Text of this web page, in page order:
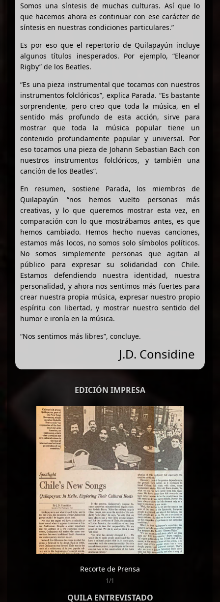
Somos una síntesis de muchas culturas. Así que lo
que hacemos ahora es continuar con ese carácter de
síntesis en nuestras condiciones particulares.”
Es por eso que el repertorio de Quilapayún incluye
algunos títulos inesperados. Por ejemplo, “Eleanor
Rigby” de los Beatles.
“Es una pieza instrumental que tocamos con nuestros
instrumentos folclóricos”, explica Parada. “Es bastante
sorprendente, pero creo que toda la música, en el
sentido más profundo de esta acción, sirve para
mostrar que toda la música popular tiene un
contenido profundamente popular y universal. Por
eso tocamos una pieza de Johann Sebastian Bach con
nuestros instrumentos folclóricos, y también una
canción de los Beatles”.
En resumen, sostiene Parada, los miembros de
Quilapayún “nos hemos vuelto personas más
creativas, y lo que queremos mostrar esta vez, en
comparación con lo que mostrábamos antes, es que
hemos cambiado. Hemos hecho nuevas canciones,
estamos más locos, no somos solo símbolos políticos.
No somos simplemente personas que agitan al
público para expresar su solidaridad con Chile.
Estamos defendiendo nuestra identidad, nuestra
personalidad, y ahora nos sentimos más fuertes para
crear nuestra propia música, expresar nuestro propio
espíritu con libertad, y mostrar nuestro sentido del
humor e ironía en la música.
“Nos sentimos más libres”, concluye.
J.D. Considine
EDICIÓN IMPRESA
Recorte de Prensa
1/1
QUILA ENTREVISTADO